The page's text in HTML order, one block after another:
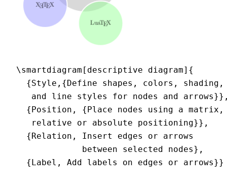
\smartdiagram[descriptive diagram]{
  {Style,{Define shapes, colors, shading,
and line styles for nodes and
  {Position, {Place nodes using a matrix,
   relative or absolute positioning}},
  {Relation, Insert edges or arrows
             between selected nodes},
  {Label, Add labels on edges or arrows}}